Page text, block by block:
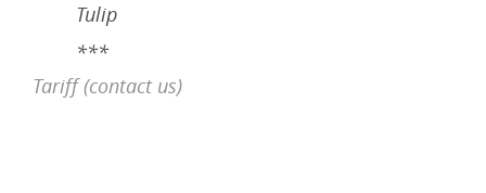
Tulip
***
Tariff (contact us)